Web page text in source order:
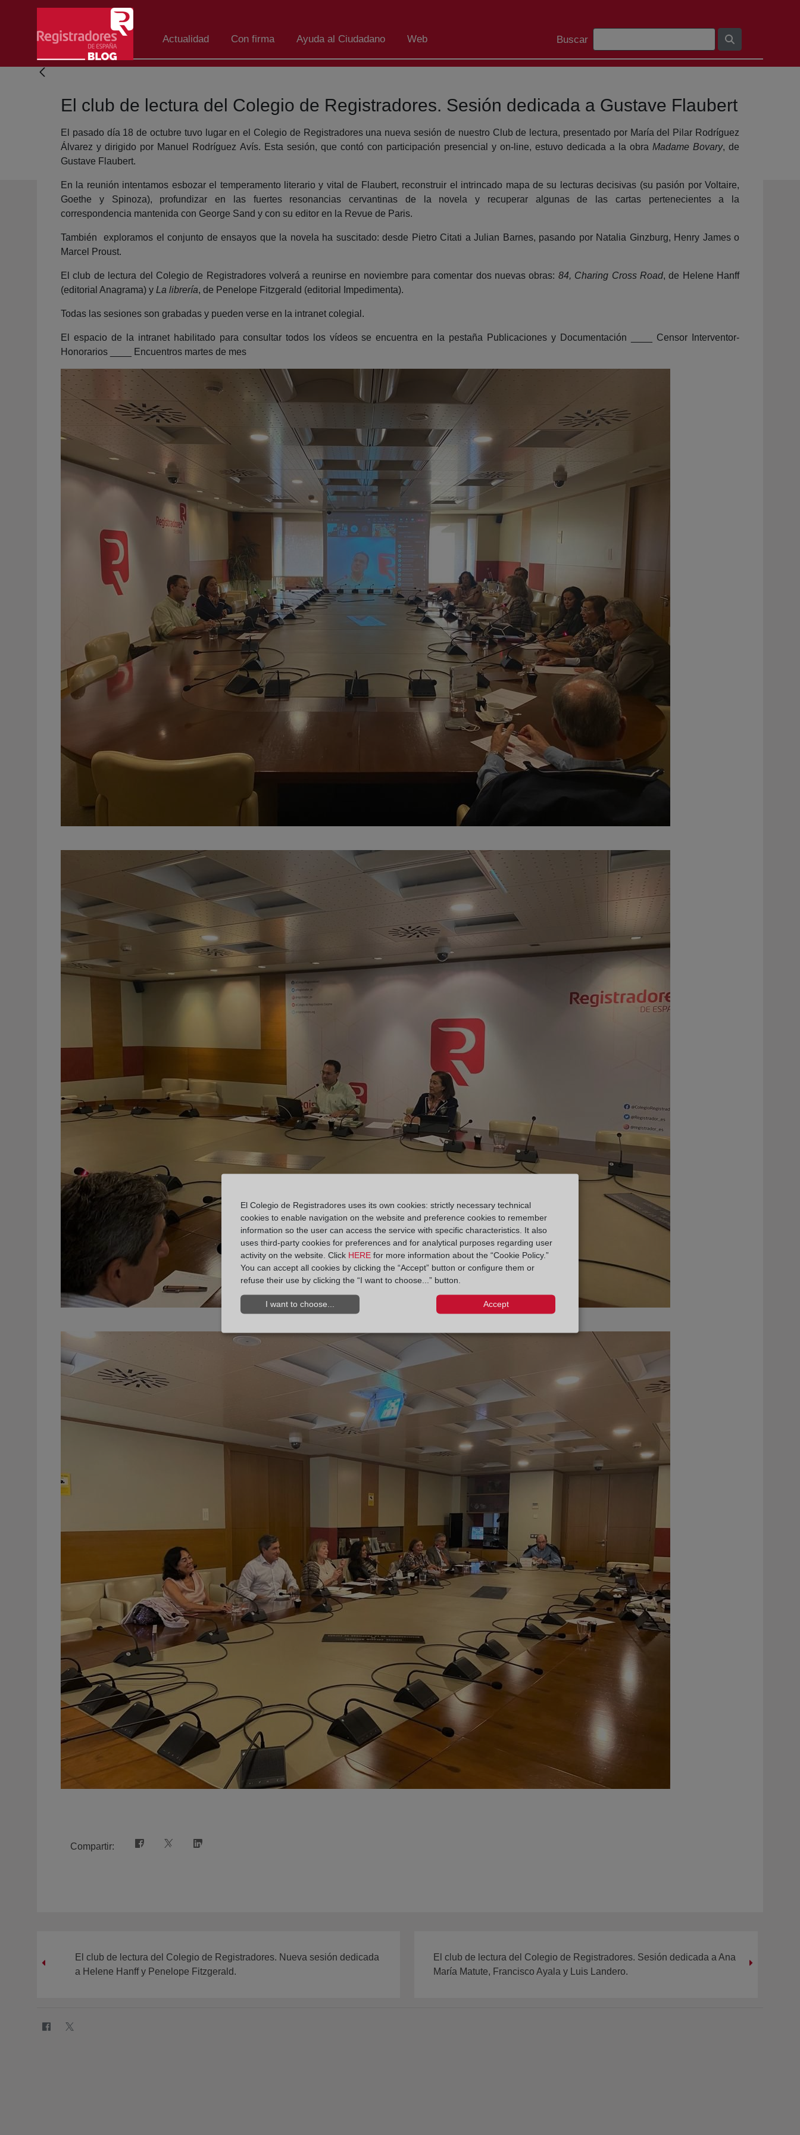
Skip to Main Content
Actualidad Con firma Ayuda al Ciudadano Web
Search Bar
Buscar
El club de lectura del Colegio de Registradores. Sesión dedicada a Gustave Flaubert
El pasado día 18 de octubre tuvo lugar en el Colegio de Registradores una nueva sesión de nuestro Club de lectura, presentado por María del Pilar Rodríguez
Álvarez y dirigido por Manuel Rodríguez Avís. Esta sesión, que contó con participación presencial y on-line, estuvo dedicada a la obra Madame Bovary, de
Gustave Flaubert.
En la reunión intentamos esbozar el temperamento literario y vital de Flaubert, reconstruir el intrincado mapa de su lecturas decisivas (su pasión por Voltaire,
Goethe y Spinoza), profundizar en las fuertes resonancias cervantinas de la novela y recuperar algunas de las cartas pertenecientes a la
correspondencia mantenida con George Sand y con su editor en la Revue de Paris.
También exploramos el conjunto de ensayos que la novela ha suscitado: desde Pietro Citati a Julian Barnes, pasando por Natalia Ginzburg, Henry James o
Marcel Proust.
El club de lectura del Colegio de Registradores volverá a reunirse en noviembre para comentar dos nuevas obras: 84, Charing Cross Road, de Helene Hanff
(editorial Anagrama) y La librería, de Penelope Fitzgerald (editorial Impedimenta).
Todas las sesiones son grabadas y pueden verse en la intranet colegial.
El espacio de la intranet habilitado para consultar todos los vídeos se encuentra en la pestaña Publicaciones y Documentación ____ Censor Interventor-
Honorarios ____ Encuentros martes de mes
Compartir:
El club de lectura del Colegio de Registradores. Nueva sesión dedicada
a Helene Hanff y Penelope Fitzgerald.
El club de lectura del Colegio de Registradores. Sesión dedicada a Ana
María Matute, Francisco Ayala y Luis Landero.
El Colegio de Registradores uses its own cookies: strictly necessary technical
cookies to enable navigation on the website and preference cookies to remember
information so the user can access the service with specific characteristics. It also
uses third-party cookies for preferences and for analytical purposes regarding user
activity on the website. Click HERE for more information about the “Cookie Policy.”
You can accept all cookies by clicking the “Accept” button or configure them or
refuse their use by clicking the “I want to choose...” button.
I want to choose... Accept